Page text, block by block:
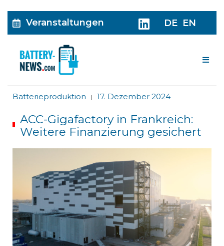
Veranstaltungen DE EN
Batterieproduktion | 17. Dezember 2024
ACC-Gigafactory in Frankreich:
Weitere Finanzierung gesichert